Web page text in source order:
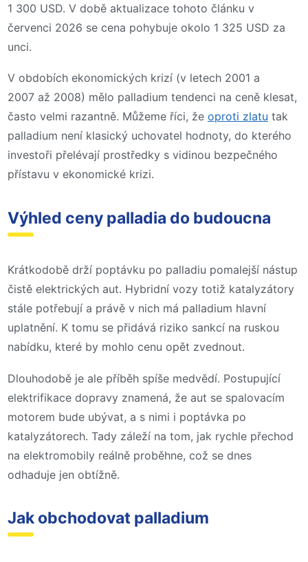
1 300 USD. V době aktualizace tohoto článku v
červenci 2026 se cena pohybuje okolo 1 325 USD za
unci.
V obdobích ekonomických krizí (v letech 2001 a
2007 až 2008) mělo palladium tendenci na ceně klesat,
často velmi razantně. Můžeme říci, že oproti zlatu tak
palladium není klasický uchovatel hodnoty, do kterého
investoři přelévají prostředky s vidinou bezpečného
přístavu v ekonomické krizi.
Výhled ceny palladia do budoucna
Krátkodobě drží poptávku po palladiu pomalejší nástup
čistě elektrických aut. Hybridní vozy totiž katalyzátory
stále potřebují a právě v nich má palladium hlavní
uplatnění. K tomu se přidává riziko sankcí na ruskou
nabídku, které by mohlo cenu opět zvednout.
Dlouhodobě je ale příběh spíše medvědí. Postupující
elektrifikace dopravy znamená, že aut se spalovacím
motorem bude ubývat, a s nimi i poptávka po
katalyzátorech. Tady záleží na tom, jak rychle přechod
na elektromobily reálně proběhne, což se dnes
odhaduje jen obtížně.
Jak obchodovat palladium